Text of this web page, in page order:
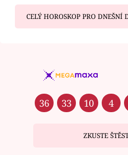
CELÝ HOROSKOP PRO DNEŠNÍ
36 33 10 4
ZKUSTE